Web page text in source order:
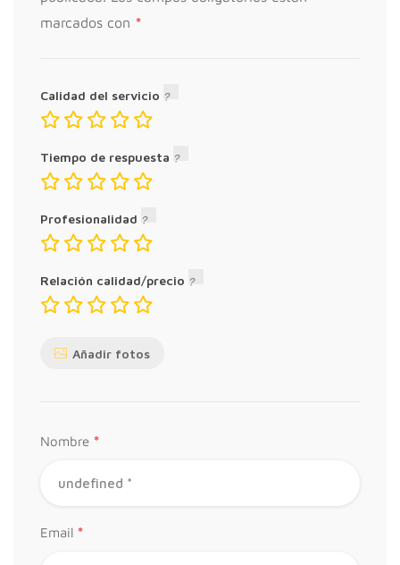
marcados con *
Calidad del servicio
Tiempo de respuesta
Profesionalidad
Relación calidad/precio
Añadir fotos
Nombre *
Email *